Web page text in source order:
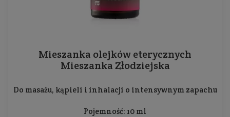
Mieszanka olejków eterycznych
Mieszanka Złodziejska
Do masażu, kąpieli i inhalacji o intensywnym zapachu
Pojemność: 10 ml